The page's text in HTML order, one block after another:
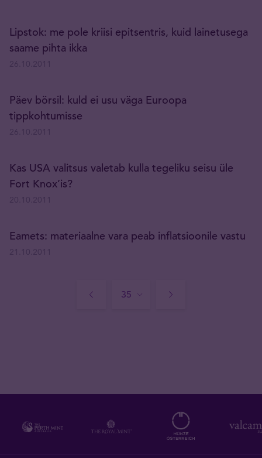
Lipstok: me pole kriisi epitsentris, kuid lainetusega
saame pihta ikka
Päev börsil: kuld ei usu väga Euroopa
tippkohtumisse
Kas USA valitsus valetab kulla tegeliku seisu üle
Fort Knox’is?
Eamets: materiaalne vara peab inflatsioonile vastu